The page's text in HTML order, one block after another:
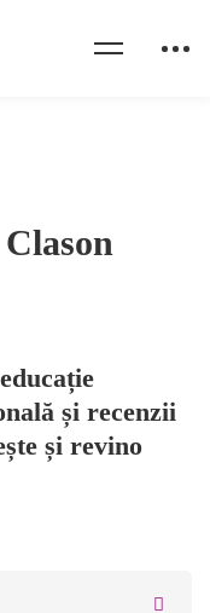
și recenzii
și revino